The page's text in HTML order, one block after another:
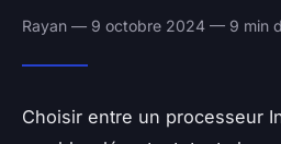
Rayan — 9 octobre 2024 — 9 min
Choisir entre un processeur